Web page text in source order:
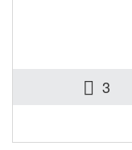
3